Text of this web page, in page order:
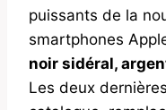
puissants de la
smartphones
noir sidéral,
Les deux